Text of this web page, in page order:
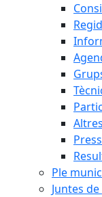
Ple
Juntes